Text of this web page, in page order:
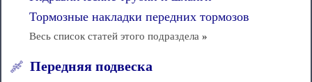
Тормозные накладки передних тормозов
Весь список статей этого подраздела »
Передняя подвеска